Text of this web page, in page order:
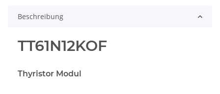
Beschreibung
TT61N12KOF
Thyristor Modul